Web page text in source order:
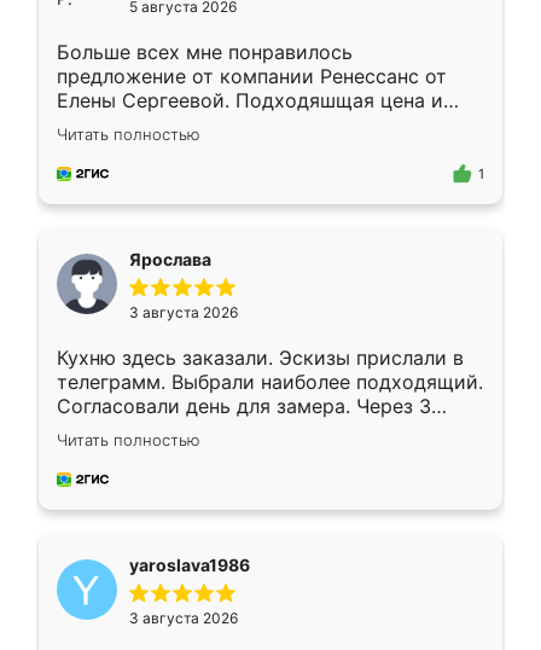
5 августа 2026
Больше всех мне понравилось
предложение от компании Ренессанс от
Елены Сергеевой. Подходяшщая цена и
короткие сроки изготовления. Приехавший
для замера сотрудник Владислав
предложил по моему эскизу самый
Читать полностью
1
Ярослава
3 августа 2026
Кухню здесь заказали. Эскизы прислали в
телеграмм. Выбрали наиболее подходящий.
Согласовали день для замера. Через 3
недели кухня была уже готова. Остались
довольны работой. Спасибо Ренессанс
мебель за качественную работу!
Читать полностью
yaroslava1986
3 августа 2026